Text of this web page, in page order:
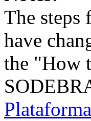
The steps
have
the "How